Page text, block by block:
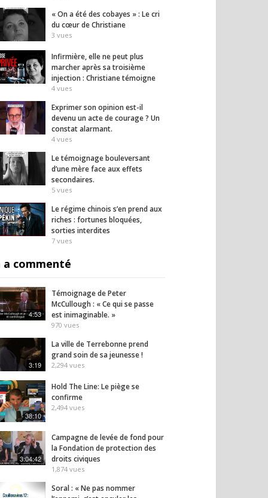
« On a été des cobayes » : Le cri
du cœur de Christiane
3 vues
Infirmière, elle ne peut plus
marcher après sa troisième
injection : Christiane témoigne
4 vues
Exprimer son opinion est-il
devenu un acte de courage ? Un
constat alarmant.
4 vues
Le témoignage bouleversant
d’une mère face aux effets
secondaires.
5 vues
Le régime chinois s’en prend aux
riches : fortunes bloquées,
sorties interdites
7 vues
a commenté
4:53
Témoignage de Peter
McCullough : « Ce qui se passe
est inimaginable. »
970 vues
3:19
La ville de Terrebonne prend
grand soin de sa jeunesse !
2,294 vues
38:10
Hold The Line: Le piège se
confirme
2,494 vues
3:04:42
Campagne de levée de fond pour
la Fondation de protection des
droits civiques
1,874 vues
Soral : « Ne pas nommer